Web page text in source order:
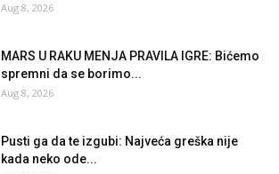
Aug 8, 2026
MARS U RAKU MENJA PRAVILA IGRE: Bićemo
spremni da se borimo...
Aug 8, 2026
Pusti ga da te izgubi: Najveća greška nije
kada neko ode...